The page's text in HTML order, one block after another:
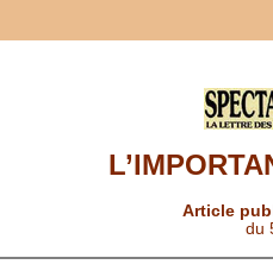
Article
du